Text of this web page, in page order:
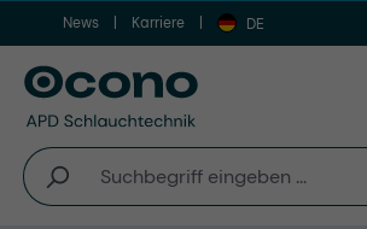
Zum Hauptinhalt springen
News Karriere DE